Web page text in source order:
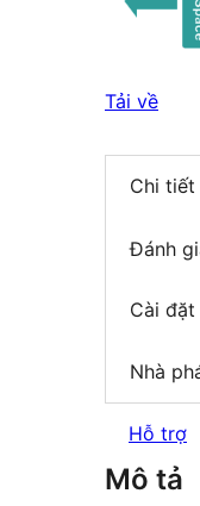
Tải về
Chi tiết
Đánh
Cài đặt
Nhà
Hỗ trợ
Mô tả